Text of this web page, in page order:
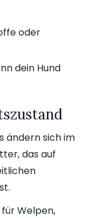
oder
dein Hund
ändern sich im
das auf
Welpen,